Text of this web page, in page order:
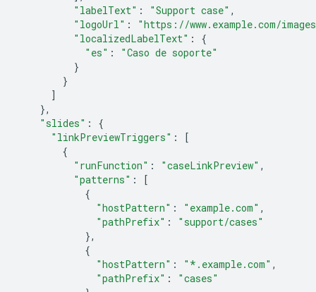
"labelText" : "Support case" ,
"logoUrl" :
"https://www.example.com/
"localizedLabelText" :
{
"es" :
"Caso de soporte"
}
}
]
},
"slides" :
{
"linkPreviewTriggers" :
[
{
"runFunction" : "caseLinkPreview" ,
"patterns" :
[
{
"hostPattern" : "example.com" ,
"pathPrefix" :
"support/cases"
},
{
"hostPattern" : "*.example.com" ,
"pathPrefix" :
"cases"